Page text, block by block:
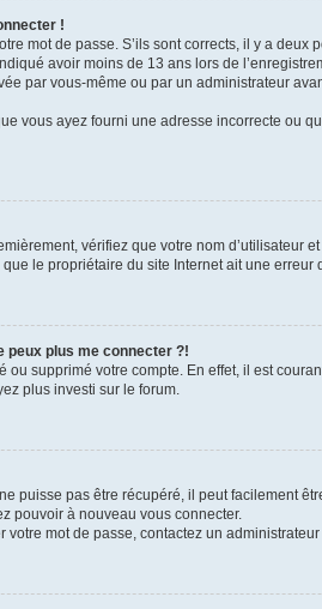
!
mot de passe. S’ils sont corrects, il y a deux
avoir moins de 13 ans lors de
par vous-même ou par un administrateur
vous ayez fourni une adresse incorrecte ou
vérifiez que votre nom d’utilisateur
le propriétaire du site Internet ait une erreur
peux plus me connecter ?!
ou supprimé votre compte. En effet, il est
plus investi sur le forum.
puisse pas être récupéré, il peut facilement
pouvoir à nouveau vous connecter.
mot de passe, contactez un administrateur